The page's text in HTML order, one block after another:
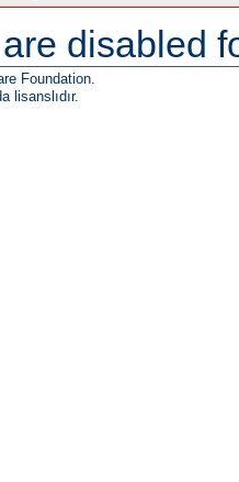
disabled
Foundation.
lisanslıdır.